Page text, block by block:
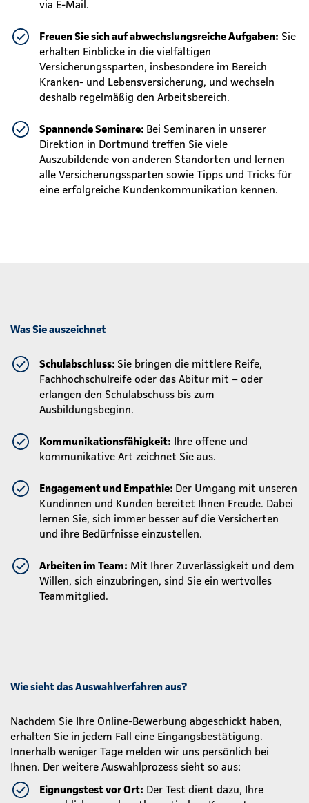
via E-Mail.
Freuen Sie sich auf abwechslungsreiche Aufgaben: Sie
erhalten Einblicke in die vielfältigen
Versicherungssparten, insbesondere im Bereich
Kranken- und Lebensversicherung, und wechseln
deshalb regelmäßig den Arbeitsbereich.
Spannende Seminare: Bei Seminaren in unserer
Direktion in Dortmund treffen Sie viele
Auszubildende von anderen Standorten und lernen
alle Versicherungssparten sowie Tipps und Tricks für
eine erfolgreiche Kundenkommunikation kennen.
Was Sie auszeichnet
Schulabschluss: Sie bringen die mittlere Reife,
Fachhochschulreife oder das Abitur mit – oder
erlangen den Schulabschuss bis zum
Ausbildungsbeginn.
Kommunikationsfähigkeit: Ihre offene und
kommunikative Art zeichnet Sie aus.
Engagement und Empathie: Der Umgang mit unseren
Kundinnen und Kunden bereitet Ihnen Freude. Dabei
lernen Sie, sich immer besser auf die Versicherten
und ihre Bedürfnisse einzustellen.
Arbeiten im Team: Mit Ihrer Zuverlässigkeit und dem
Willen, sich einzubringen, sind Sie ein wertvolles
Teammitglied.
Wie sieht das Auswahlverfahren aus?
Nachdem Sie Ihre Online-Bewerbung abgeschickt haben,
erhalten Sie in jedem Fall eine Eingangsbestätigung.
Innerhalb weniger Tage melden wir uns persönlich bei
Ihnen. Der weitere Auswahlprozess sieht so aus:
Eignungstest vor Ort: Der Test dient dazu, Ihre